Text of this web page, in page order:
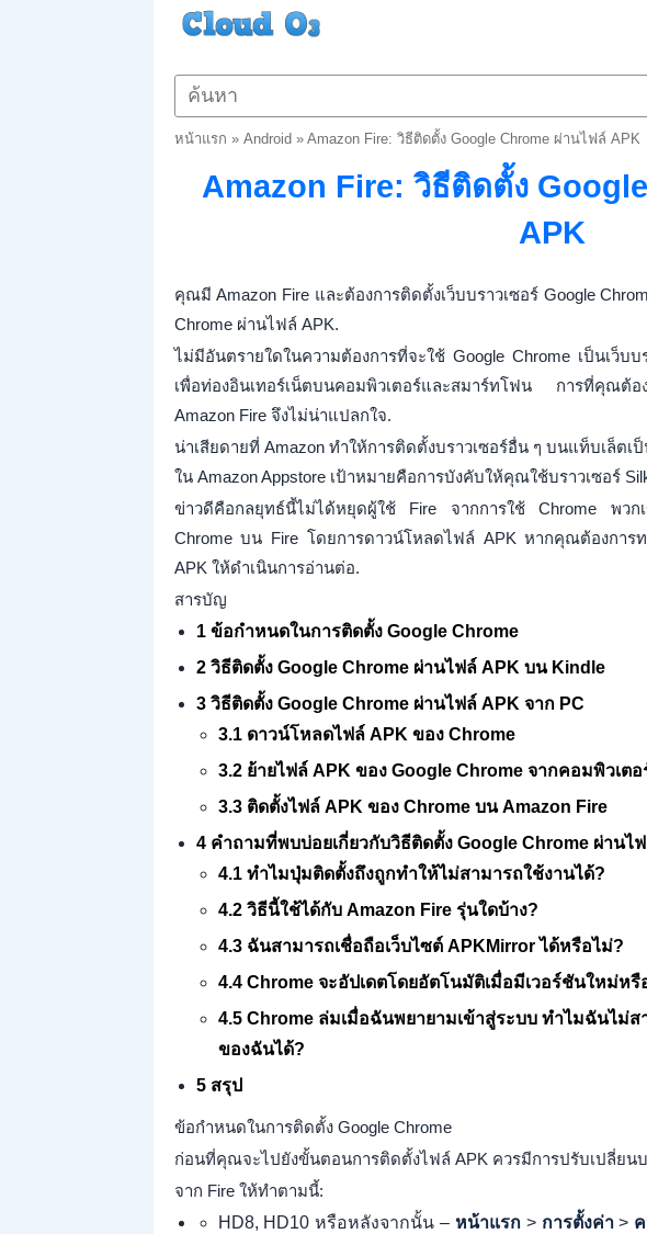
หน้าแรก » Android » Amazon Fire: วิธีติดตั้ง Google Chrome ผ่านไฟล์ APK
Amazon Fire: วิธีติดตั้ง
APK
คุณมี Amazon Fire และต้องการติดตั้งเว็บบราวเซอร์ Google
Chrome ผ่านไฟล์ APK.
ไม่มีอันตรายใดในความต้องการที่จะใช้ Google Chrome เป็นเว็บ
เพื่อท่องอินเทอร์เน็ตบนคอมพิวเตอร์และสมาร์ทโฟน การที่คุณต้อ
Amazon Fire จึงไม่น่าแปลกใจ.
น่าเสียดายที่ Amazon ทำให้การติดตั้งบราวเซอร์อื่น ๆ บนแท็บเล็ตเ
ใน Amazon Appstore เป้าหมายคือการบังคับให้คุณใช้บราวเซอร์
ข่าวดีคือกลยุทธ์นี้ไม่ได้หยุดผู้ใช้ Fire จากการใช้ Chrome พวก
Chrome บน Fire โดยการดาวน์โหลดไฟล์ APK หากคุณต้องการ
APK ให้ดำเนินการอ่านต่อ.
สารบัญ
1 ข้อกำหนดในการติดตั้ง Google Chrome
2 วิธีติดตั้ง Google Chrome ผ่านไฟล์ APK บน Kindle
3 วิธีติดตั้ง Google Chrome ผ่านไฟล์ APK จาก PC
3.1 ดาวน์โหลดไฟล์ APK ของ Chrome
3.2 ย้ายไฟล์ APK ของ Google Chrome จากคอมพิวเตอ
3.3 ติดตั้งไฟล์ APK ของ Chrome บน Amazon Fire
4 คำถามที่พบบ่อยเกี่ยวกับวิธีติดตั้ง Google Chrome ผ่านไ
4.1 ทำไมปุ่มติดตั้งถึงถูกทำให้ไม่สามารถใช้งานได้?
4.2 วิธีนี้ใช้ได้กับ Amazon Fire รุ่นใดบ้าง?
4.3 ฉันสามารถเชื่อถือเว็บไซต์ APKMirror ได้หรือไม่?
4.4 Chrome จะอัปเดตโดยอัตโนมัติเมื่อมีเวอร์ชันใหม่หรื
4.5 Chrome ล่มเมื่อฉันพยายามเข้าสู่ระบบ ทำไมฉันไม่
ของฉันได้?
5 สรุป
ข้อกำหนดในการติดตั้ง Google Chrome
ก่อนที่คุณจะไปยังขั้นตอนการติดตั้งไฟล์ APK ควรมีการปรับเปลี่ยน
จาก Fire ให้ทำตามนี้:
HD8, HD10 หรือหลังจากนั้น – หน้าแรก> การตั้งค่า>